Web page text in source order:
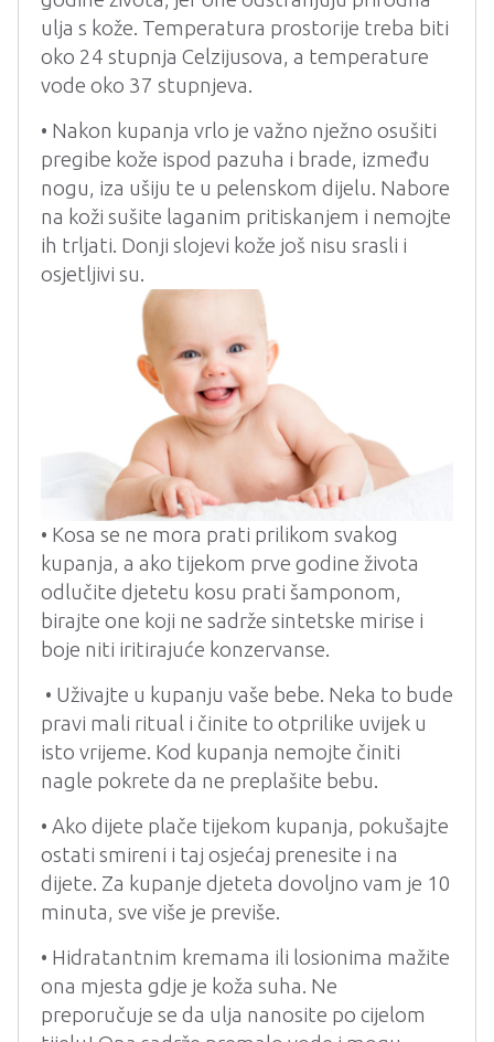
ulja s kože. Temperatura prostorije treba biti
oko 24 stupnja Celzijusova, a temperature
vode oko 37 stupnjeva.
• Nakon kupanja vrlo je važno nježno osušiti
pregibe kože ispod pazuha i brade, između
nogu, iza ušiju te u pelenskom dijelu. Nabore
na koži sušite laganim pritiskanjem i nemojte
ih trljati. Donji slojevi kože još nisu srasli i
osjetljivi su.
• Kosa se ne mora prati prilikom svakog
kupanja, a ako tijekom prve godine života
odlučite djetetu kosu prati šamponom,
birajte one koji ne sadrže sintetske mirise i
boje niti iritirajuće konzervanse.
• Uživajte u kupanju vaše bebe. Neka to bude
pravi mali ritual i činite to otprilike uvijek u
isto vrijeme. Kod kupanja nemojte činiti
nagle pokrete da ne preplašite bebu.
• Ako dijete plače tijekom kupanja, pokušajte
ostati smireni i taj osjećaj prenesite i na
dijete. Za kupanje djeteta dovoljno vam je 10
minuta, sve više je previše.
• Hidratantnim kremama ili losionima mažite
ona mjesta gdje je koža suha. Ne
preporučuje se da ulja nanosite po cijelom